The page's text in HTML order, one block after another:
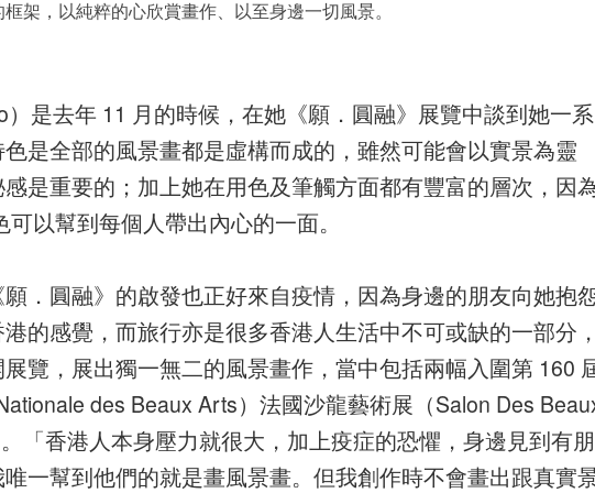
架，以純粹的心欣賞畫作、以至身邊一切風景。
是去年 11 月的時候，在她《願．圓融》展覽中談到她一系
是全部的風景畫都是虛構而成的，雖然可能會以實景為靈
是重要的；加上她在用色及筆觸方面都有豐富的層次，因
以幫到每個人帶出內心的一面。
．圓融》的啟發也正好來自疫情，因為身邊的朋友向她抱
的感覺，而旅行亦是很多香港人生活中不可或缺的一部分，
覽，展出獨一無二的風景畫作，當中包括兩幅入圍第 160
des Beaux Arts）法國沙龍藝術展（Salon Des
「香港人本身壓力就很大，加上疫症的恐懼，身邊見到有朋
一幫到他們的就是畫風景畫。但我創作時不會畫出跟真實